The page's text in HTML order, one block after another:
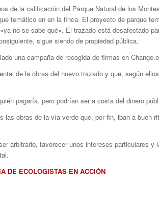
de la calificación del Parque Natural de los
temático en en la finca. El proyecto de parque
no se sabe qué». El trazado está desafectado
sigue siendo de propiedad pública.
una campaña de recogida de firmas en
de la obras del nuevo trazado y que, según
pagaría, pero podrían ser a costa del dinero
obras de la vía verde que, por fin, iban a buen
arbitrario, favorecer unos intereses particulares y
DE ECOLOGISTAS EN ACCIÓN